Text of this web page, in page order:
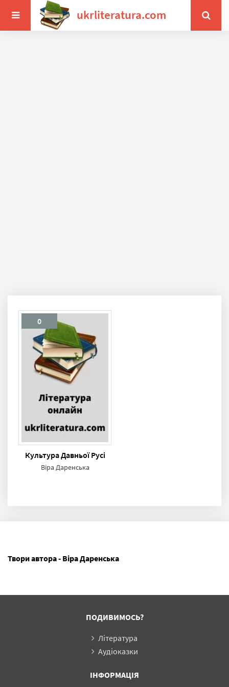
ukrliteratura.com
0
Культура Давньої Русі
Віра Даренська
Твори автора - Віра Даренська
ПОДИВИМОСЬ?
Література
Аудіоказки
ІНФОРМАЦІЯ